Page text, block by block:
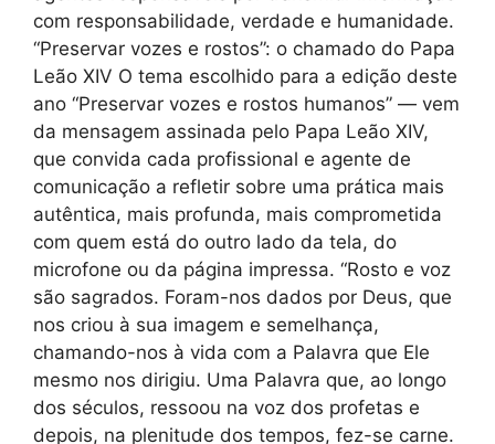
com responsabilidade, verdade e humanidade.
“Preservar vozes e rostos”: o chamado do Papa
Leão XIV O tema escolhido para a edição deste
ano “Preservar vozes e rostos humanos” — vem
da mensagem assinada pelo Papa Leão XIV,
que convida cada profissional e agente de
comunicação a refletir sobre uma prática mais
autêntica, mais profunda, mais comprometida
com quem está do outro lado da tela, do
microfone ou da página impressa. “Rosto e voz
são sagrados. Foram-nos dados por Deus, que
nos criou à sua imagem e semelhança,
chamando-nos à vida com a Palavra que Ele
mesmo nos dirigiu. Uma Palavra que, ao longo
dos séculos, ressoou na voz dos profetas e
depois, na plenitude dos tempos, fez-se carne.